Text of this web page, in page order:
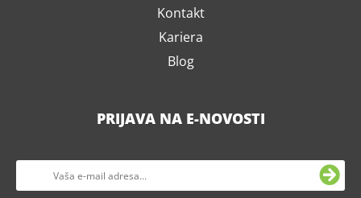
Kontakt
Kariera
Blog
PRIJAVA NA E-NOVOSTI